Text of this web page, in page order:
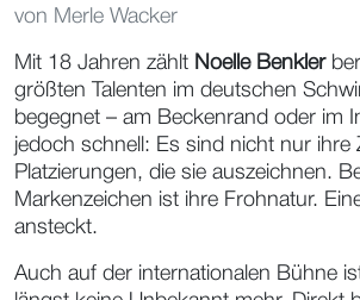
von Merle Wacker
Mit 18 Jahren zählt Noelle Benkler
größten Talenten im deutschen
begegnet – am Beckenrand oder im
jedoch schnell: Es sind nicht nur ihre
Platzierungen, die sie auszeichnen.
Markenzeichen ist ihre Frohnatur.
ansteckt.
Auch auf der internationalen Bühne